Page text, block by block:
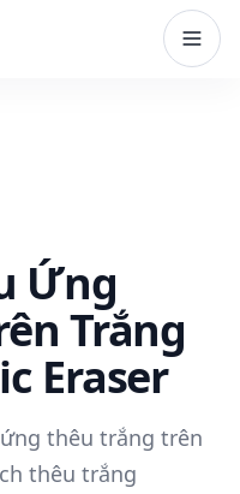
Ứng
Trắng
Eraser
thêu trắng trên
thêu trắng